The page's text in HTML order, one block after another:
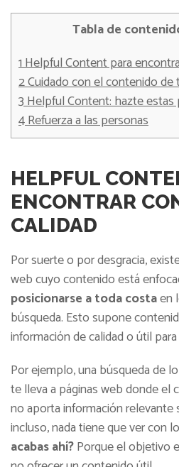
Tabla de
1Helpful Content para
2Cuidado con el contenido de
3Helpful Content: hazte estas
4Refuerza a las personas
HELPFUL
ENCONTRAR
CALIDAD
Por suerte o por desgracia,
web cuyo contenido está
posicionarse a toda costaen
búsqueda. Esto supone
información de calidad o útil
Por ejemplo, una búsqueda de
te lleva a páginas web donde el
no aporta información relevante
incluso, nada tiene que ver con
acabas ahí?Porque el objetivo